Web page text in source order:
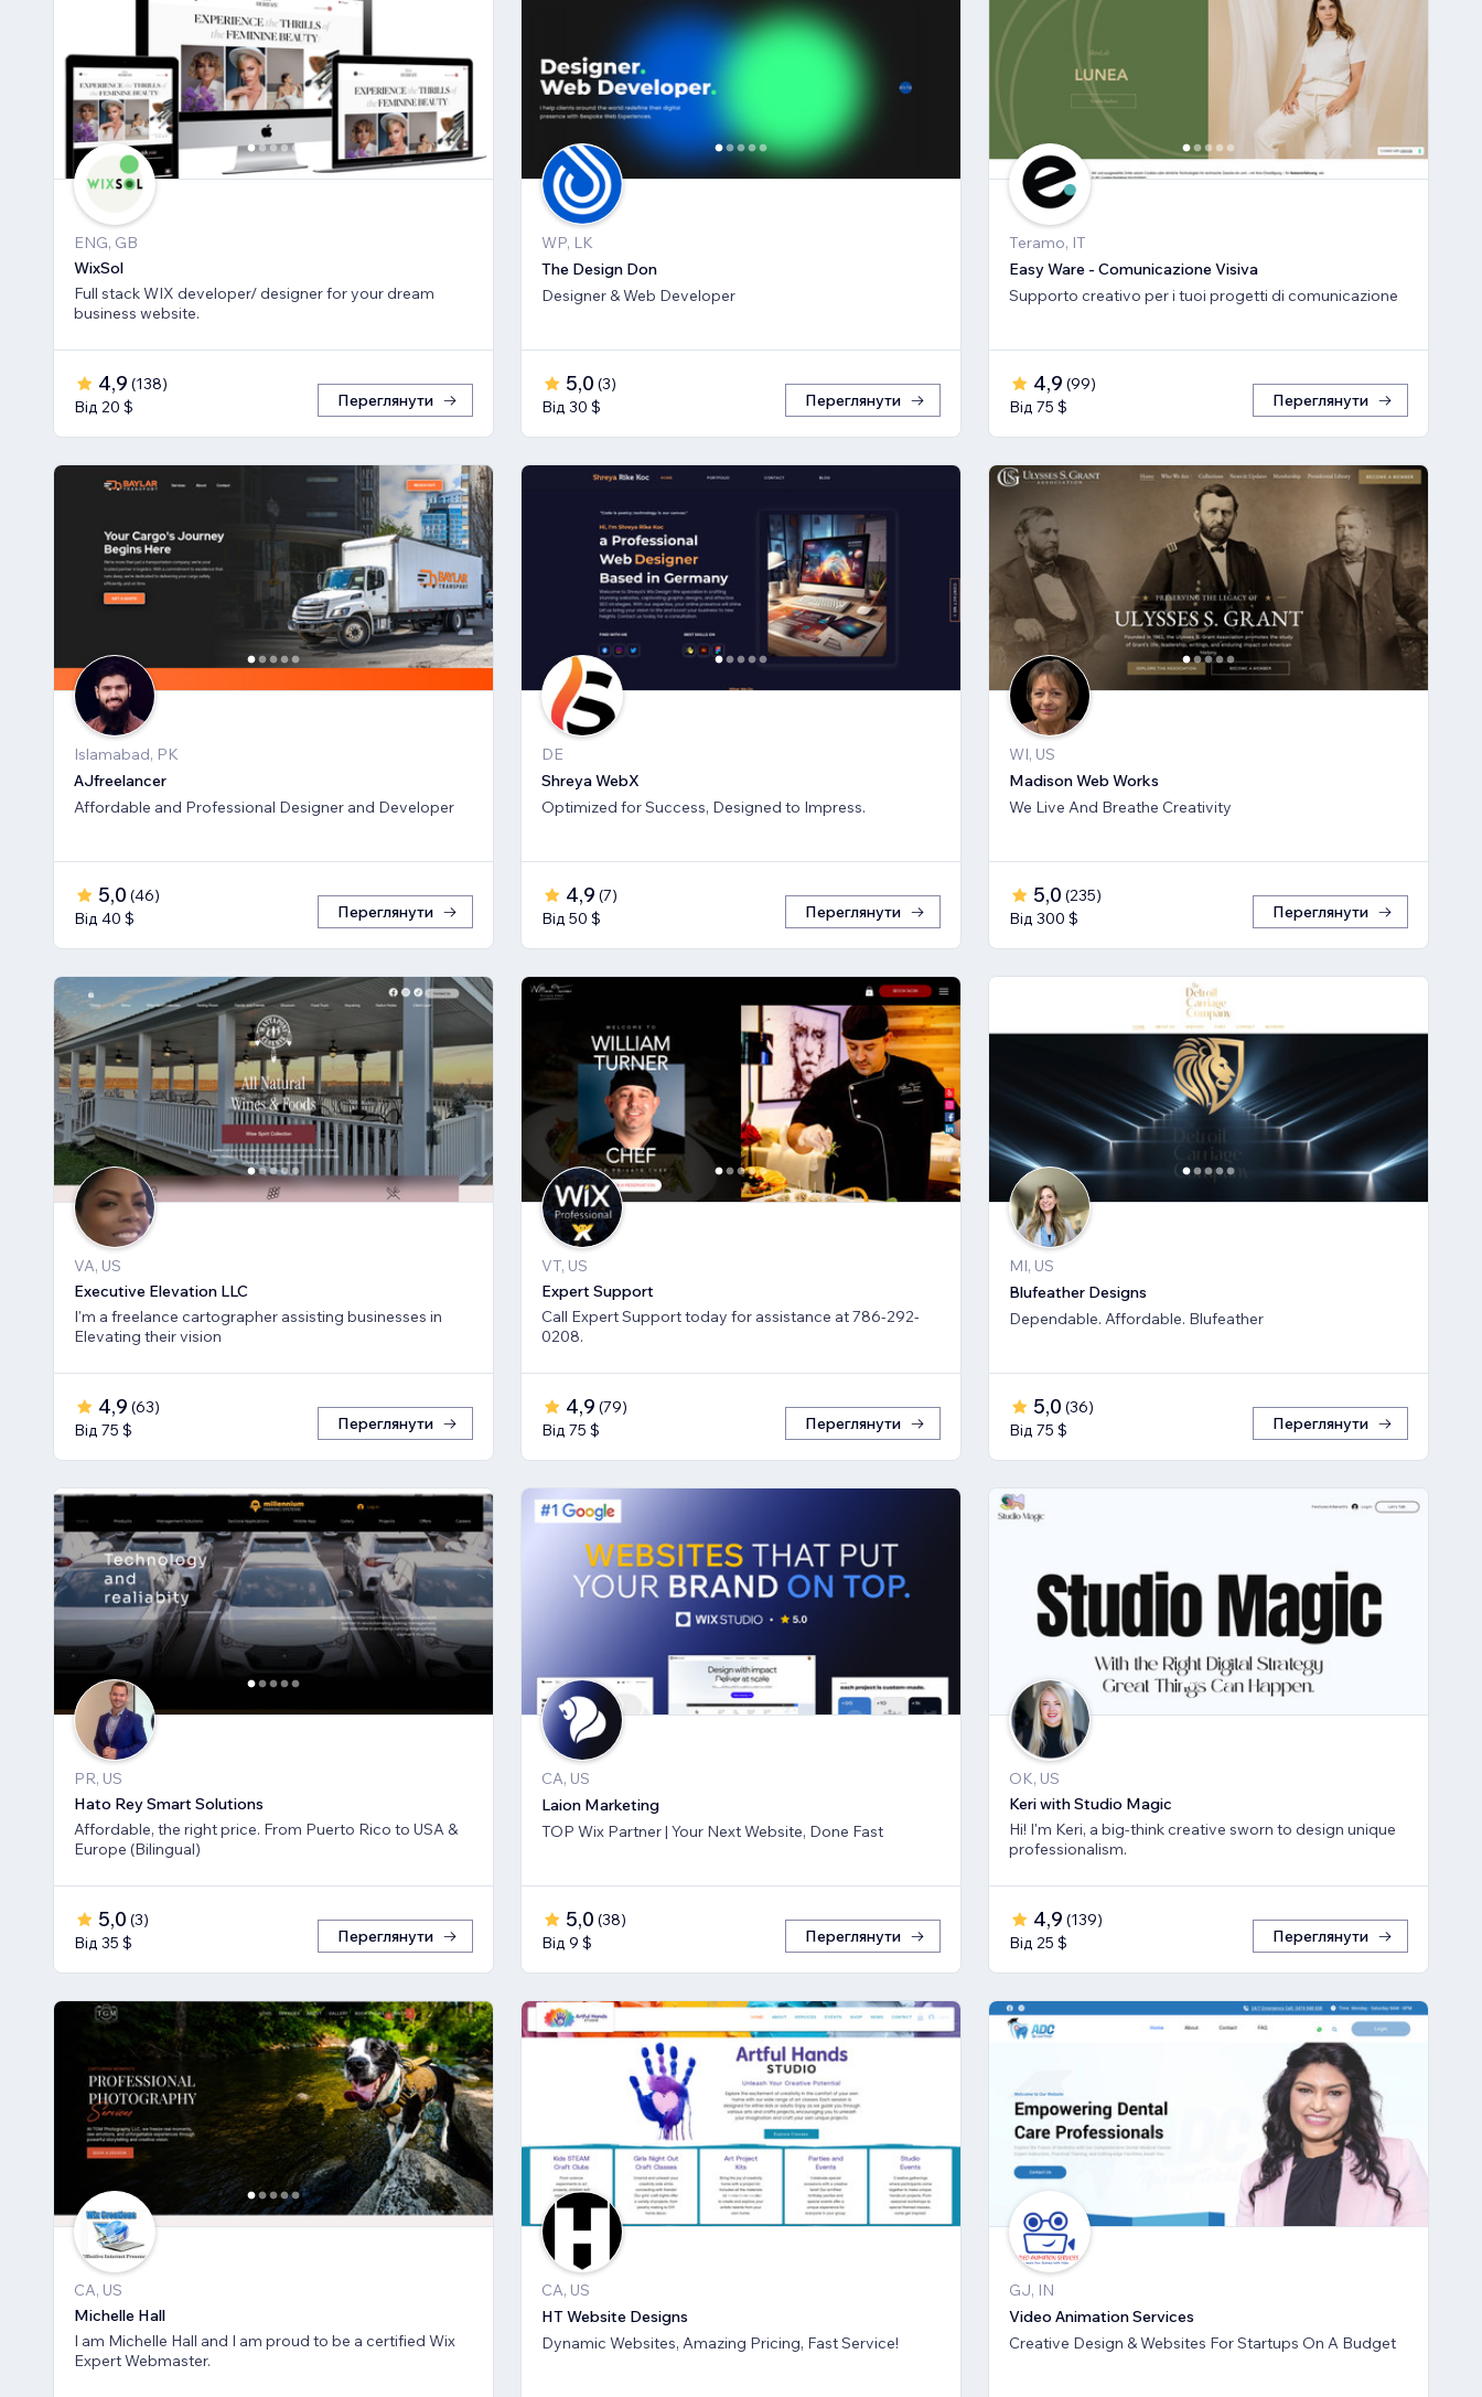
ENG, GB
WixSol
Full stack WIX developer/ designer for your dream
business website.
4,9 (138)
Від 20 $
Переглянути
WP, LK
The Design Don
Designer & Web Developer
5,0 (3)
Від 30 $
Переглянути
Teramo, IT
Easy Ware - Comunicazione Visiva
Supporto creativo per i tuoi progetti di comunicazione
4,9 (99)
Від 75 $
Переглянути
Islamabad, PK
AJfreelancer
Affordable and Professional Designer and Developer
5,0 (46)
Від 40 $
Переглянути
DE
Shreya WebX
Optimized for Success, Designed to Impress.
4,9 (7)
Від 50 $
Переглянути
WI, US
Madison Web Works
We Live And Breathe Creativity
5,0 (235)
Від 300 $
Переглянути
VA, US
Executive Elevation LLC
I'm a freelance cartographer assisting businesses in
Elevating their vision
4,9 (63)
Від 75 $
Переглянути
VT, US
Expert Support
Call Expert Support today for assistance at 786-292-
0208.
4,9 (79)
Від 75 $
Переглянути
MI, US
Blufeather Designs
Dependable. Affordable. Blufeather
5,0 (36)
Від 75 $
Переглянути
PR, US
Hato Rey Smart Solutions
Affordable, the right price. From Puerto Rico to USA &
Europe (Bilingual)
5,0 (3)
Від 35 $
Переглянути
CA, US
Laion Marketing
TOP Wix Partner | Your Next Website, Done Fast
5,0 (38)
Від 9 $
Переглянути
OK, US
Keri with Studio Magic
Hi! I'm Keri, a big-think creative sworn to design unique
professionalism.
4,9 (139)
Від 25 $
Переглянути
CA, US
Michelle Hall
I am Michelle Hall and I am proud to be a certified Wix
Expert Webmaster.
CA, US
HT Website Designs
Dynamic Websites, Amazing Pricing, Fast Service!
GJ, IN
Video Animation Services
Creative Design & Websites For Startups On A Budget